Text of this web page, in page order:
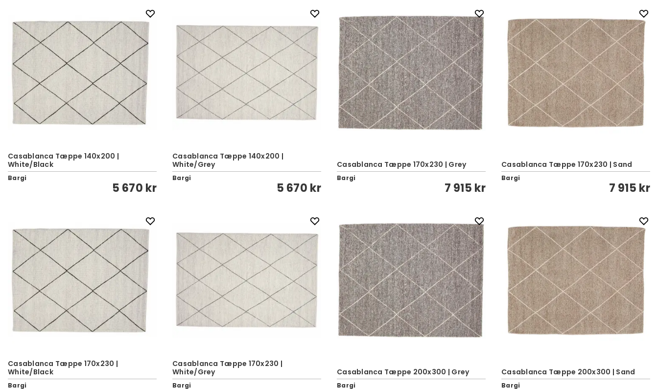
Casablanca Tæppe 140x200 |
White/Black
Bargi
5 670 kr
Casablanca Tæppe 140x200 |
White/Grey
Bargi
5 670 kr
Casablanca Tæppe 170x230 | Grey
Bargi
7 915 kr
Casablanca Tæppe 170x230 | Sand
Bargi
7 915 kr
Casablanca Tæppe 170x230 |
White/Black
Bargi
Casablanca Tæppe 170x230 |
White/Grey
Bargi
Casablanca Tæppe 200x300 | Grey
Bargi
Casablanca Tæppe 200x300 | Sand
Bargi